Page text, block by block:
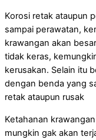
Korosi retak ataupun
sampai perawatan,
krawangan akan
tidak keras,
kerusakan. Selain itu
dengan benda yang
retak ataupun rusak
Ketahanan
mungkin gak akan